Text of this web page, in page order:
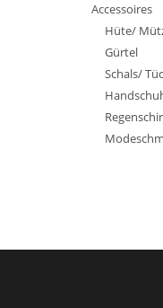
Accessoires
Hüte/
Gürtel
Schals/